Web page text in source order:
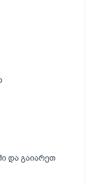
და გაიარეთ